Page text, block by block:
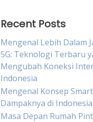
Recent Posts
Mengenal Lebih Dalam
5G: Teknologi Terbaru
Mengubah Koneksi
Indonesia
Mengenal Konsep
Dampaknya di Indonesia
Masa Depan Rumah